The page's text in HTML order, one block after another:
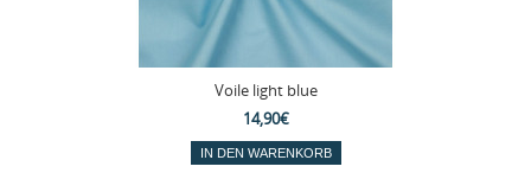
Voile light blue
14,90€